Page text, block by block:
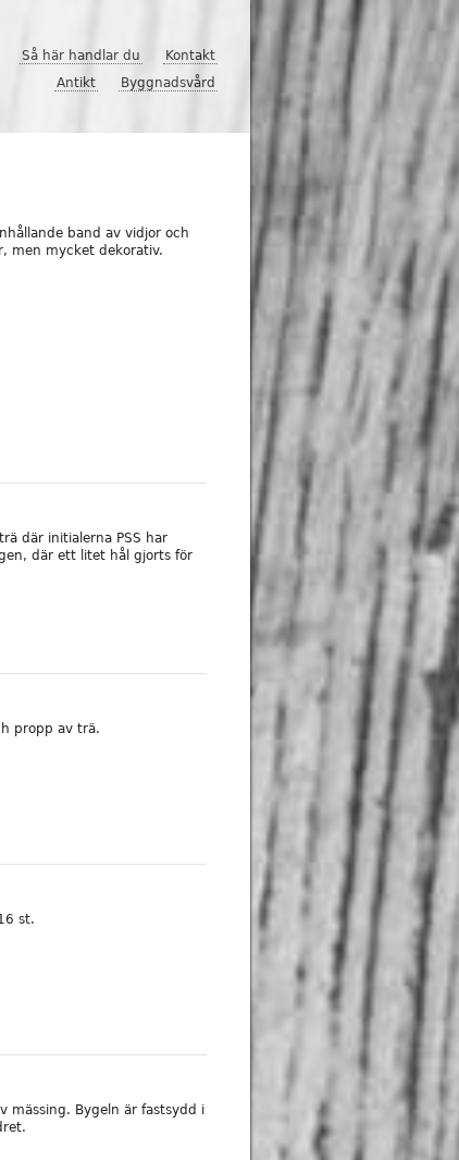
Så här handlar du
Kontakt
Antikt
Byggnadsvård
band av vidjor och
men mycket dekorativ.
där initialerna PSS har
där ett litet hål gjorts för
propp av trä.
st.
mässing. Bygeln är fastsydd i